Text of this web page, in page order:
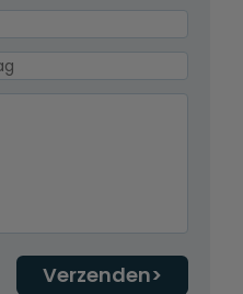
Verzenden